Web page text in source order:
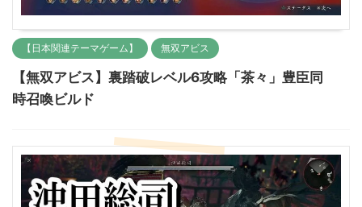
【日本関連テーマゲーム】 無双アビス
【無双アビス】裏踏破レベル6攻略「茶々」豊臣同
時召喚ビルド